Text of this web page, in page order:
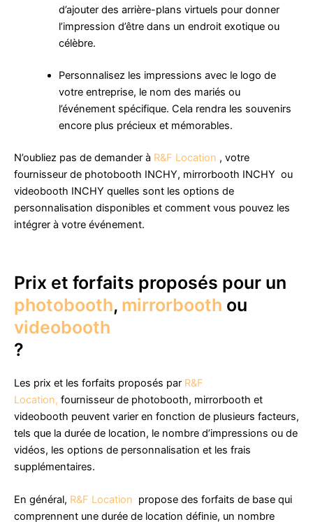
d’ajouter des arrière-plans virtuels pour donner
l’impression d’être dans un endroit exotique ou
célèbre.
Personnalisez les impressions avec le logo de
votre entreprise, le nom des mariés ou
l’événement spécifique. Cela rendra les souvenirs
encore plus précieux et mémorables.
N’oubliez pas de demander à R&F Location , votre
fournisseur de photobooth INCHY, mirrorbooth INCHY ou
videobooth INCHY quelles sont les options de
personnalisation disponibles et comment vous pouvez les
intégrer à votre événement.
Prix et forfaits proposés pour un
photobooth, mirrorbooth ou
videobooth
?
Les prix et les forfaits proposés par R&F
Location, fournisseur de photobooth, mirrorbooth et
videobooth peuvent varier en fonction de plusieurs facteurs,
tels que la durée de location, le nombre d’impressions ou de
vidéos, les options de personnalisation et les frais
supplémentaires.
En général, R&F Location propose des forfaits de base qui
comprennent une durée de location définie, un nombre